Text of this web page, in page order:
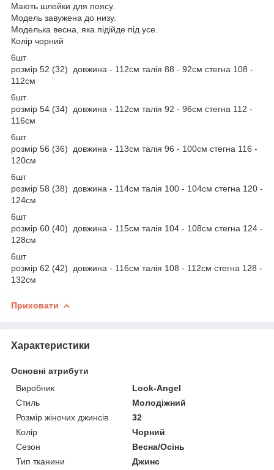
Мають шлейки для поясу.
Модель завужена до низу.
Моделька весна, яка підійде під усе.
Колір чорний
6шт
розмір 52 (32) довжина - 112см талія 88 - 92см стегна 108 -
112см
6шт
розмір 54 (34) довжина - 112см талія 92 - 96см стегна 112 -
116см
6шт
розмір 56 (36) довжина - 113см талія 96 - 100см стегна 116 -
120см
6шт
розмір 58 (38) довжина - 114см талія 100 - 104см стегна 120 -
124см
6шт
розмір 60 (40) довжина - 115см талія 104 - 108см стегна 124 -
128см
6шт
розмір 62 (42) довжина - 116см талія 108 - 112см стегна 128 -
132см
Приховати
Характеристики
Основні атрибути
Виробник
Look-Angel
Стиль
Молодіжний
Розмір жіночих джинсів
32
Колір
Чорний
Сезон
Весна/Осінь
Тип тканини
Джинс